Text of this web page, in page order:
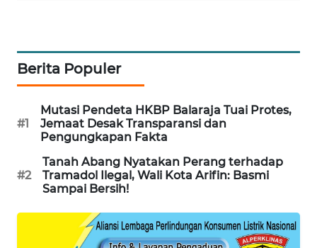
Berita Populer
#1
Mutasi Pendeta HKBP Balaraja Tuai Protes,
Jemaat Desak Transparansi dan
Pengungkapan Fakta
#2
Tanah Abang Nyatakan Perang terhadap
Tramadol Ilegal, Wali Kota Arifin: Basmi
Sampai Bersih!
WN
PADANG
WN
WN